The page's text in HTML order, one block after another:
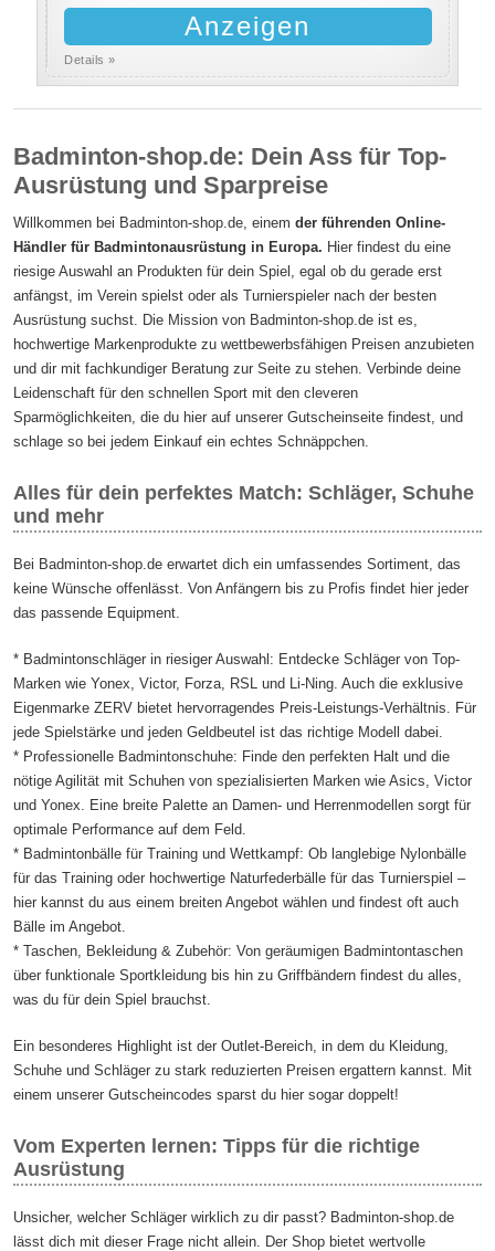
Anzeigen
Details »
Badminton-shop.de: Dein Ass für Top-
Ausrüstung und Sparpreise
Willkommen bei Badminton-shop.de, einemder führenden Online-
Händler für Badmintonausrüstung in Europa. Hier findest du eine
riesige Auswahl an Produkten für dein Spiel, egal ob du gerade erst
anfängst, im Verein spielst oder als Turnierspieler nach der besten
Ausrüstung suchst. Die Mission von Badminton-shop.de ist es,
hochwertige Markenprodukte zu wettbewerbsfähigen Preisen anzubieten
und dir mit fachkundiger Beratung zur Seite zu stehen. Verbinde deine
Leidenschaft für den schnellen Sport mit den cleveren
Sparmöglichkeiten, die du hier auf unserer Gutscheinseite findest, und
schlage so bei jedem Einkauf ein echtes Schnäppchen.
Alles für dein perfektes Match: Schläger, Schuhe
und mehr
Bei Badminton-shop.de erwartet dich ein umfassendes Sortiment, das
keine Wünsche offenlässt. Von Anfängern bis zu Profis findet hier jeder
das passende Equipment.
* Badmintonschläger in riesiger Auswahl: Entdecke Schläger von Top-
Marken wie Yonex, Victor, Forza, RSL und Li-Ning. Auch die exklusive
Eigenmarke ZERV bietet hervorragendes Preis-Leistungs-Verhältnis. Für
jede Spielstärke und jeden Geldbeutel ist das richtige Modell dabei.
* Professionelle Badmintonschuhe: Finde den perfekten Halt und die
nötige Agilität mit Schuhen von spezialisierten Marken wie Asics, Victor
und Yonex. Eine breite Palette an Damen- und Herrenmodellen sorgt für
optimale Performance auf dem Feld.
* Badmintonbälle für Training und Wettkampf: Ob langlebige Nylonbälle
für das Training oder hochwertige Naturfederbälle für das Turnierspiel –
hier kannst du aus einem breiten Angebot wählen und findest oft auch
Bälle im Angebot.
* Taschen, Bekleidung & Zubehör: Von geräumigen Badmintontaschen
über funktionale Sportkleidung bis hin zu Griffbändern findest du alles,
was du für dein Spiel brauchst.
Ein besonderes Highlight ist der Outlet-Bereich, in dem du Kleidung,
Schuhe und Schläger zu stark reduzierten Preisen ergattern kannst. Mit
einem unserer Gutscheincodes sparst du hier sogar doppelt!
Vom Experten lernen: Tipps für die richtige
Ausrüstung
Unsicher, welcher Schläger wirklich zu dir passt? Badminton-shop.de
lässt dich mit dieser Frage nicht allein. Der Shop bietet wertvolle